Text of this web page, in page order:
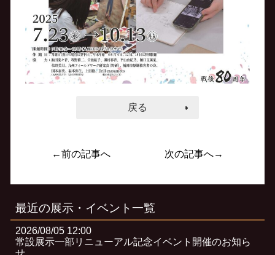
戻る
←前の記事へ 次の記事へ→
最近の展示・イベント一覧
2026/08/05 12:00
常設展示一部リニューアル記念イベント開催のお知ら
せ